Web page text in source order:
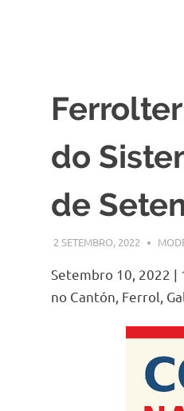
do
de
2 SETEMBRO, 2022
Setembro 10, 2022 |
no Cantón, Ferrol,